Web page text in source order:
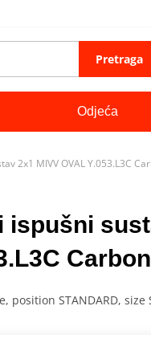
Pretraga
Odjeća
2x1 MIVV OVAL Y.053.L3C
ispušni
position STANDARD,